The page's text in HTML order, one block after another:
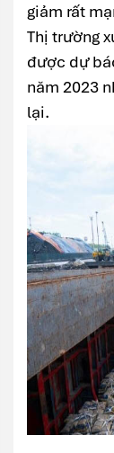
giảm rất
Thị trường
được dự
năm 2023
lại.